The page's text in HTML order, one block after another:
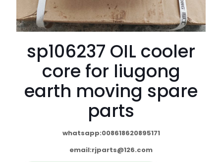
sp106237 OIL cooler
core for liugong
earth moving spare
parts
whatsapp:008618620895171
email:rjparts@126.com